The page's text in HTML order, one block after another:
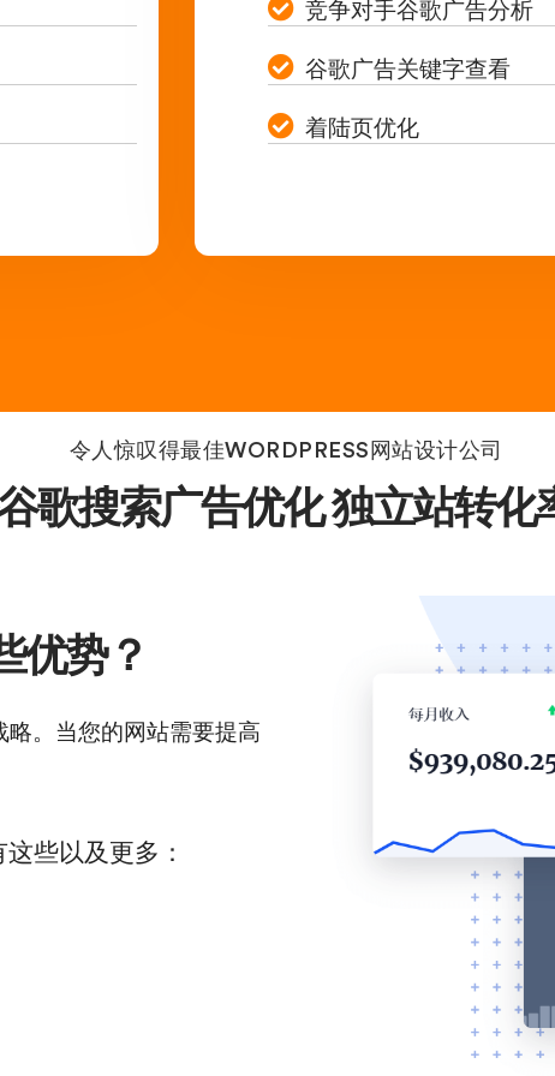
竞争对手谷歌广告分析
谷歌广告关键字查看
着陆页优化
令人惊叹得最佳WORDPRESS网站设计公司
歌搜索广告优化 独立站转化
优势？
。当您的网站需要提高
些以及更多：